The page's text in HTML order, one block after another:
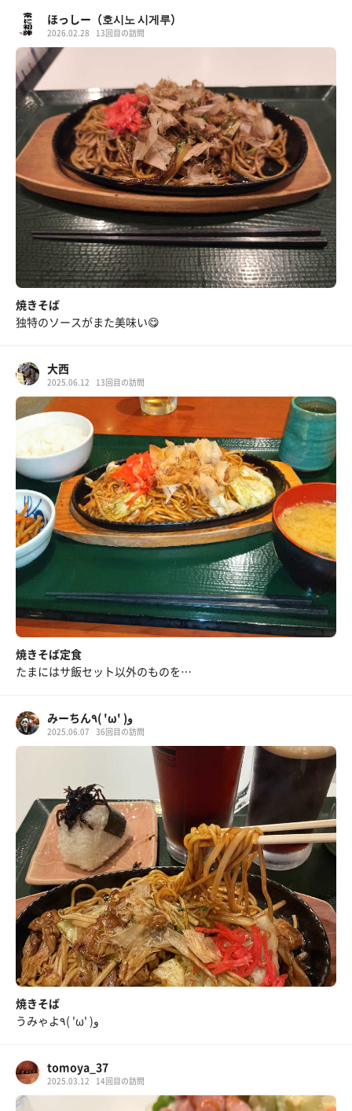
ほっしー（호시노 시게루）
2026.02.28 13回目の訪問
焼きそば
独特のソースがまた美味い😋
大西
2025.06.12 13回目の訪問
焼きそば定食
たまにはサ飯セット以外のものを…
みーちん٩( 'ω' )و
2025.06.07 36回目の訪問
焼きそば
うみゃよ٩( 'ω' )و
tomoya_37
2025.03.12 14回目の訪問